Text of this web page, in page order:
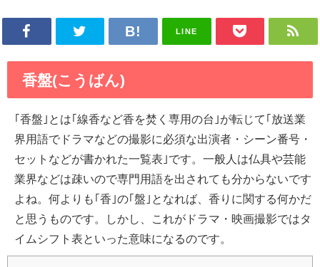
LINE
香盤(こうばん)
｢香盤｣とは｢線香など香を焚く専用の台｣が転じて｢放送業
界用語でドラマなどの撮影に必須な出演者・シーン番号・
セットなどが書かれた一覧表｣です。一般人は仏具や芸能
業界などは疎いので専門用語を出されても分からないです
よね。何よりも｢香｣の｢盤｣となれば、香りに関する何かだ
と思うものです。しかし、これがドラマ・映画撮影ではタ
イムシフト表といった意味になるのです。